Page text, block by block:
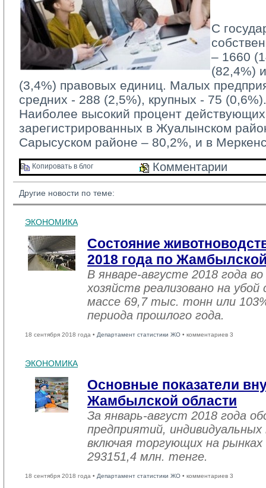
С
– 1660
(82,4%)
(3,4%) правовых единиц. Малых
средних - 288 (2,5%), крупных - 75 (0,6%).
Наиболее высокий процент
зарегистрированных в Жуалынском
Сарысуском районе – 80,2%, и в
Копировать в блог Комментарии
Другие новости по теме:
ЭКОНОМИКА
Состояние
2018 года по
В январе-августе 2018 года
хозяйств реализовано на
массе 69,7 тыс. тонн или
периода прошлого года.
18 сентября 2018 года • Департамент статистики ЖО • комментариев 3
ЭКОНОМИКА
Основные показатели
Жамбылской области
За январь-август 2018 года
предприятий,
включая торгующих на рынках
293151,4 млн. тенге.
18 сентября 2018 года • Департамент статистики ЖО • комментариев 3